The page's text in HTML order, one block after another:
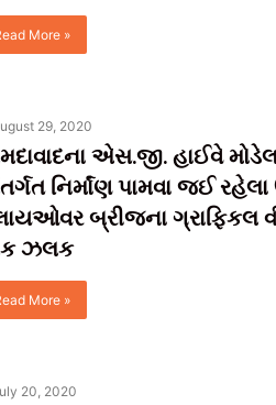
More »
29, 2020
એસ.જી. હાઈવે મોડેલ
નિર્માંણ પામવા જઈ રહેલા
બ્રીજના ગ્રાફિકલ
ઝલક
More »
20, 2020